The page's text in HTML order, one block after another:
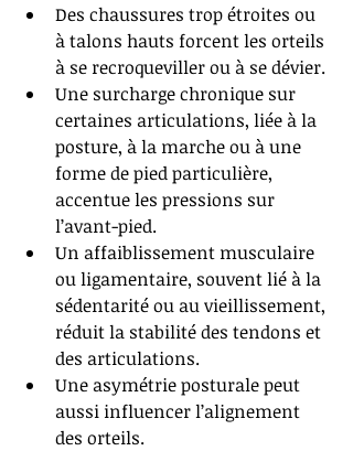
Des chaussures trop étroites ou
à talons hauts forcent les orteils
à se recroqueviller ou à se dévier.
Une surcharge chronique sur
certaines articulations, liée à la
posture, à la marche ou à une
forme de pied particulière,
accentue les pressions sur
l’avant-pied.
Un affaiblissement musculaire
ou ligamentaire, souvent lié à la
sédentarité ou au vieillissement,
réduit la stabilité des tendons et
des articulations.
Une asymétrie posturale peut
aussi influencer l’alignement
des orteils.